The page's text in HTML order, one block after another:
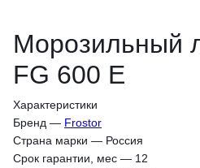
Морозильный
FG 600 E
Характеристики
Бренд — Frostor
Страна марки — Россия
Срок гарантии, мес — 12